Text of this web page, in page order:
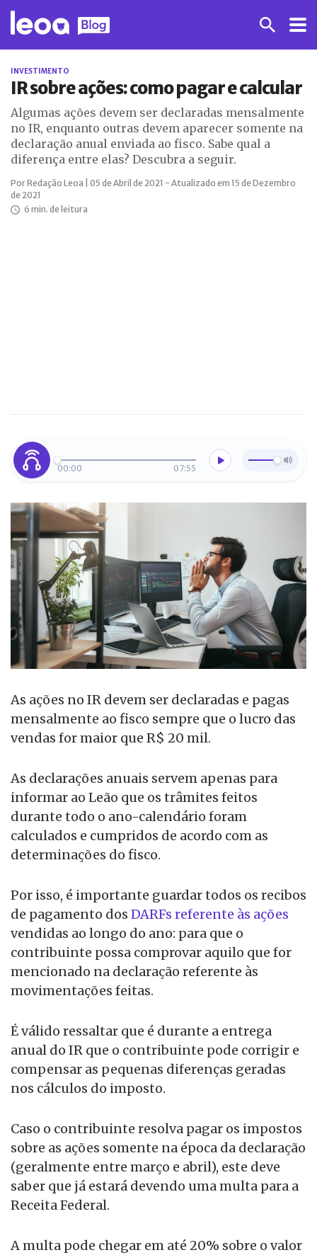
INVESTIMENTO
IR sobre ações: como pagar e calcular
Algumas ações devem ser declaradas mensalmente
no IR, enquanto outras devem aparecer somente na
declaração anual enviada ao fisco. Sabe qual a
diferença entre elas? Descubra a seguir.
Por Redação Leoa | 05 de Abril de 2021 - Atualizado em 15 de Dezembro
de 2021
6 min. de leitura
00:00 07:55
As ações no IR devem ser declaradas e pagas
mensalmente ao fisco sempre que o lucro das
vendas for maior que R$ 20 mil.
As declarações anuais servem apenas para
informar ao Leão que os trâmites feitos
durante todo o ano-calendário foram
calculados e cumpridos de acordo com as
determinações do fisco.
Por isso, é importante guardar todos os recibos
de pagamento dos DARFs referente às ações
vendidas ao longo do ano: para que o
contribuinte possa comprovar aquilo que for
mencionado na declaração referente às
movimentações feitas.
É válido ressaltar que é durante a entrega
anual do IR que o contribuinte pode corrigir e
compensar as pequenas diferenças geradas
nos cálculos do imposto.
Caso o contribuinte resolva pagar os impostos
sobre as ações somente na época da declaração
(geralmente entre março e abril), este deve
saber que já estará devendo uma multa para a
Receita Federal.
A multa pode chegar em até 20% sobre o valor